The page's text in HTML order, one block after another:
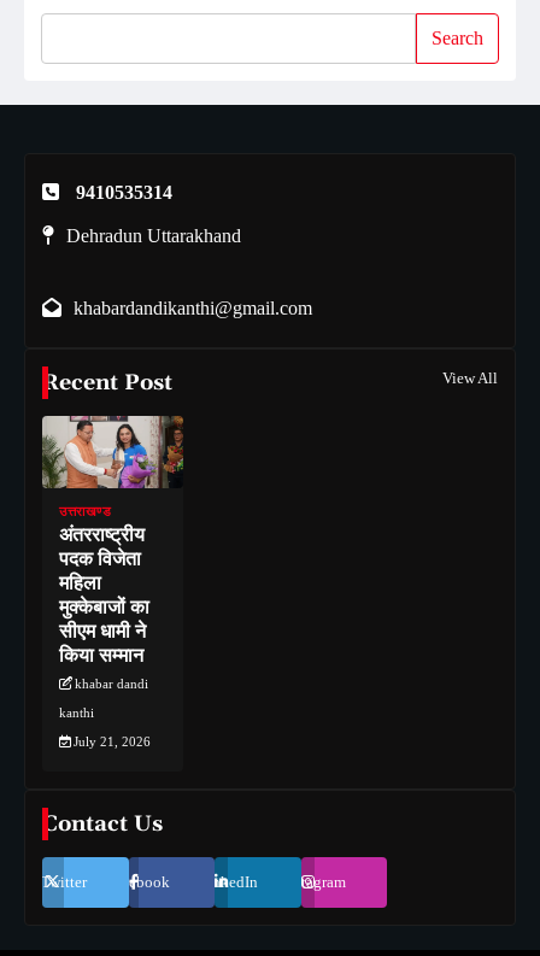
Search
9410535314
Dehradun Uttarakhand
khabardandikanthi@gmail.com
Recent Post View All
उत्तराखण्ड
अंतरराष्ट्रीय
पदक विजेता
महिला
मुक्केबाजों का
सीएम धामी ने
किया सम्मान
khabar dandi
kanthi
July 21, 2026
Contact Us
Twitter Facebook LinkedIn Instagram